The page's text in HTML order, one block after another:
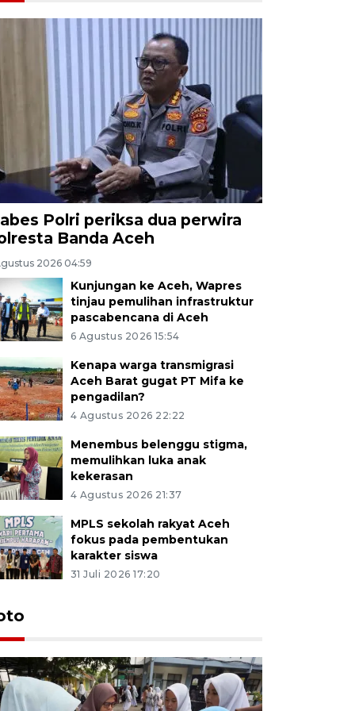
Polri periksa dua perwira
Banda Aceh
2026 04:59
Kunjungan ke Aceh, Wapres
tinjau pemulihan infrastruktur
pascabencana di Aceh
6 Agustus 2026 15:54
Kenapa warga transmigrasi
Aceh Barat gugat PT Mifa ke
pengadilan?
4 Agustus 2026 22:22
Menembus belenggu stigma,
memulihkan luka anak
kekerasan
4 Agustus 2026 21:37
MPLS sekolah rakyat Aceh
fokus pada pembentukan
karakter siswa
31 Juli 2026 17:20